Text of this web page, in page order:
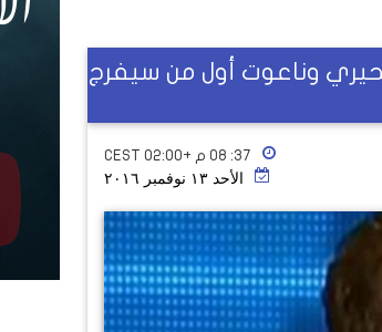
وناعوت أول من سيفرج
٣٧: ٠٨ م +02:00 CEST
الأحد ١٣ نوفمبر ٢٠١٦